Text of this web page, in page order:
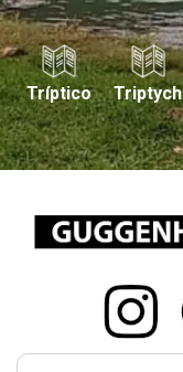
Tríptico Triptych